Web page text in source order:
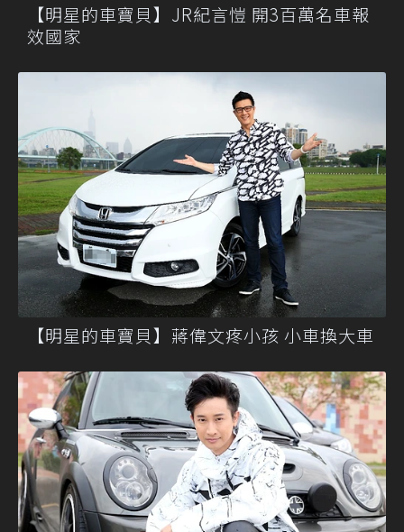
【明星的車寶貝】JR紀言愷 開3百萬名車報
效國家
【明星的車寶貝】蔣偉文疼小孩 小車換大車